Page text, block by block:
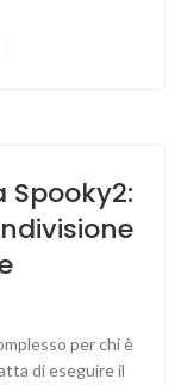
Spooky2:
per chi è
di eseguire il